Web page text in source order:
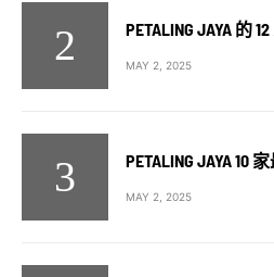
PETALING JAYA 的
MAY 2, 2025
PETALING JAYA 10
MAY 2, 2025